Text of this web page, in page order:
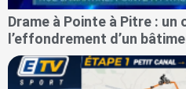
Drame à Pointe à Pitre : un
l’effondrement d’un